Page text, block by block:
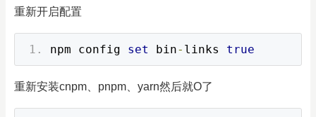
重新开启配置
npm config set bin- links true
重新安装cnpm、pnpm、yarn然后就O了